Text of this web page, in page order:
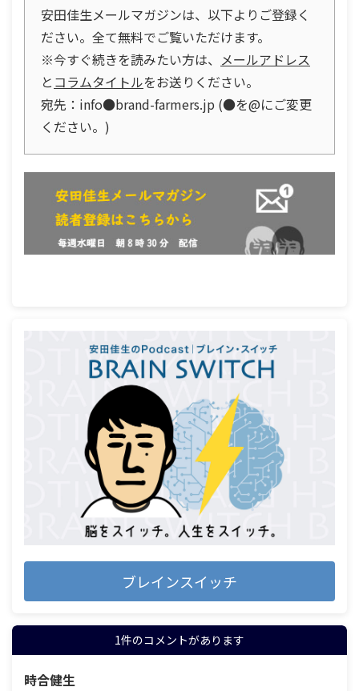
安田佳生メールマガジンは、以下よりご登録く
ださい。全て無料でご覧いただけます。
※今すぐ続きを読みたい方は、 メールアドレス
と コラムタイトルをお送りください。
宛先：info●brand-farmers.jp (●を@にご変更
ください。)
ブレインスイッチ
1件のコメントがあります
時合健生